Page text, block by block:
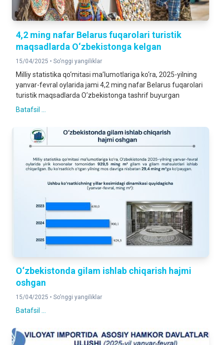
4,2 ming nafar Belarus fuqarolari turistik
maqsadlarda O‘zbekistonga kelgan
15/04/2025 • So‘nggi yangiliklar
Milliy statistika qo‘mitasi ma’lumotlariga ko‘ra, 2025-yilning
yanvar-fevral oylarida jami 4,2 ming nafar Belarus fuqarolari
turistik maqsadlarda O‘zbekistonga tashrif buyurgan
Batafsil ...
O‘zbekistonda gilam ishlab chiqarish hajmi
oshgan
15/04/2025 • So‘nggi yangiliklar
Batafsil ...